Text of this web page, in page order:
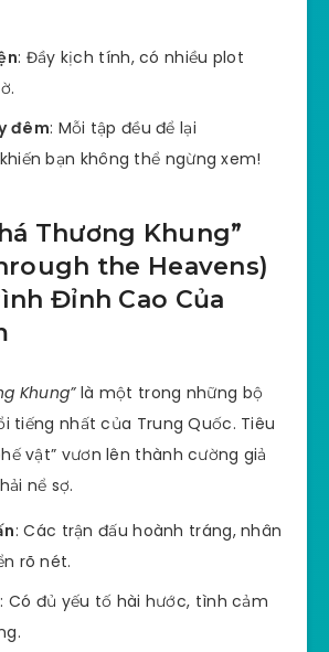
: Đầy kịch tính, có nhiều plot
đêm: Mỗi tập đều để lại
bạn không thể ngừng xem!
Thương Khung”
the Heavens)
Đỉnh Cao Của
Khung”là một trong những bộ
tiếng nhất của Trung Quốc. Tiêu
vật” vươn lên thành cường giả
nể sợ.
: Các trận đấu hoành tráng, nhân
rõ nét.
: Có đủ yếu tố hài hước, tình cảm